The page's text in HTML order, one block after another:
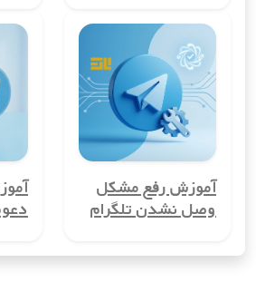
شماره مجازی کشورایرلند به شما این امکان
حساب کاربری در کشورایرلند ایجاد کنید.
کسب‌وکارها، مدیران گروه‌ها یا افرادی
شخصی و کاری خود را از هم تفکیک کنند،
شماره مجازی کشورایرلند می‌تواند
آموزش رفع مشکل
وصل نشدن تلگرام